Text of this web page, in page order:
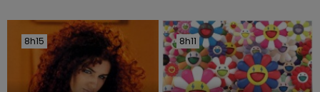
8h15
8h15 8h11
8h11